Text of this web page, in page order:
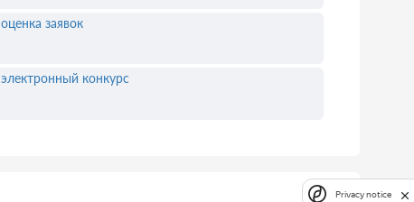
оценка заявок
электронный конкурс
Privacy notice